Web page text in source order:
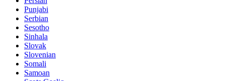
Punjabi
Serbian
Sesotho
Sinhala
Slovak
Slovenian
Somali
Samoan